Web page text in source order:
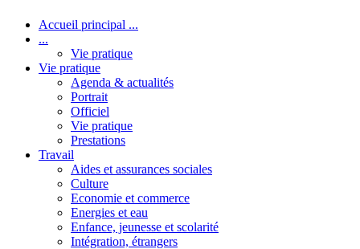
Accueil principal ...
...
Vie pratique
Vie pratique
Agenda & actualités
Portrait
Officiel
Vie pratique
Prestations
Travail
Aides et assurances sociales
Culture
Economie et commerce
Energies et eau
Enfance, jeunesse et scolarité
Intégration, étrangers